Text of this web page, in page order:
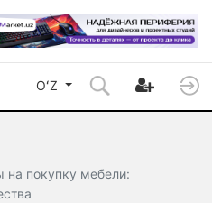
OʻZ
на покупку мебели: